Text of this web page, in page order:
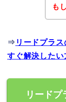
も
⇒ リードプラ
すぐ解決したい
リードプ